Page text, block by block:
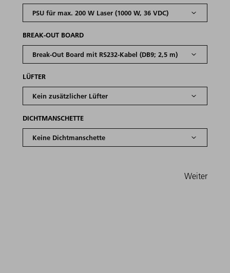
BREAK-OUT BOARD
LÜFTER
DICHTMANSCHETTE
Weiter